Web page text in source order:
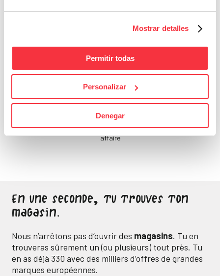
Mostrar detalles
Permitir todas
Personalizar
Denegar
Bons Plans
Sois attentif, ne laisse
passer aucune bonne
affaire
En une seconde, tu trouves ton
magasin.
Nous n’arrêtons pas d’ouvrir des magasins. Tu en
trouveras sûrement un (ou plusieurs) tout près. Tu
en as déjà 330 avec des milliers d’offres de grandes
marques européennes.